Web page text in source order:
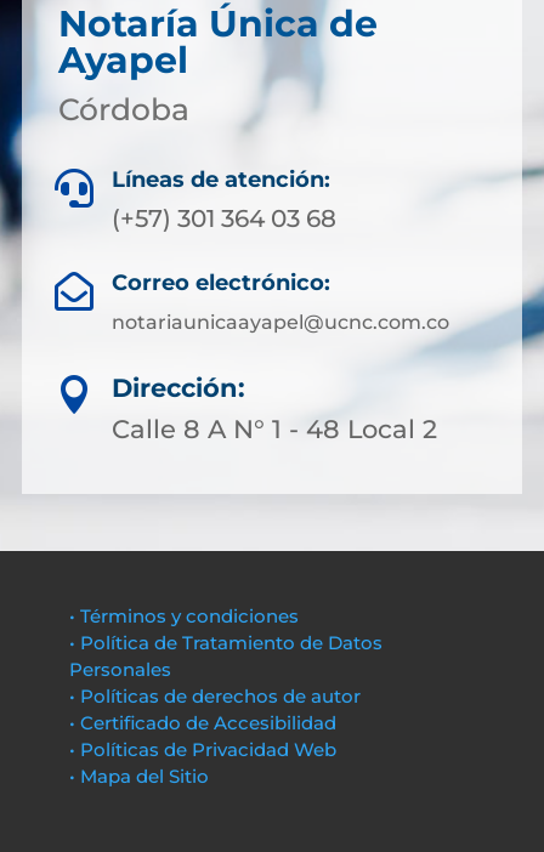
Notaría Única de
Ayapel
Córdoba
 Líneas de atención:
(+57) 301 364 03 68
 Correo electrónico:
notariaunicaayapel@ucnc.com.co

Dirección:
Calle 8 A N° 1 - 48 Local 2
• Términos y condiciones
• Política de Tratamiento de Datos
Personales
• Políticas de derechos de autor
• Certificado de Accesibilidad
• Políticas de Privacidad Web
• Mapa del Sitio